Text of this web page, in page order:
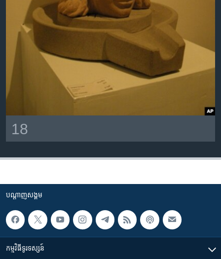
18
បណ្តាញ​សង្គម
កម្មវិធី​ទូរទស្សន៍